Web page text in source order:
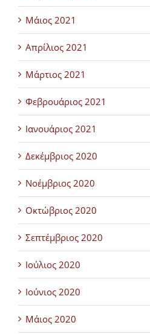
Μάιος 2021
Απρίλιος 2021
Μάρτιος 2021
Φεβρουάριος 2021
Ιανουάριος 2021
Δεκέμβριος 2020
Νοέμβριος 2020
Οκτώβριος 2020
Σεπτέμβριος 2020
Ιούλιος 2020
Ιούνιος 2020
Μάιος 2020